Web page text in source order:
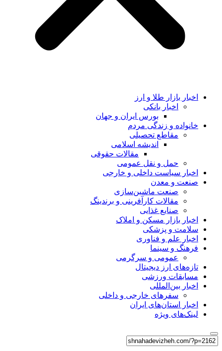
اخبار بازار طلا و ارز
اخبار بانکی
بورس ایران و جهان
خانواده و زندگی مردم
مقاطع تحصیلی
اندیشه اسلامی
مقالات حقوقی
حمل و نقل عمومی
اخبار سیاست داخلی و خارجی
صنعت و معدن
صنعت ماشین‌سازی
مقالات کارآفرینی و برندینگ
صنایع غذایی
اخبار بازار مسکن و املاک
سلامت و پزشکی
اخبار علم و فناوری
فرهنگ و سینما
عمومی و سرگرمی
تازه‌های ارز دیجیتال
مسابقات ورزشی
اخبار بین‌المللی
سفرهای خارجی و داخلی
اخبار استان‌های ایران
لینک‌های ویژه